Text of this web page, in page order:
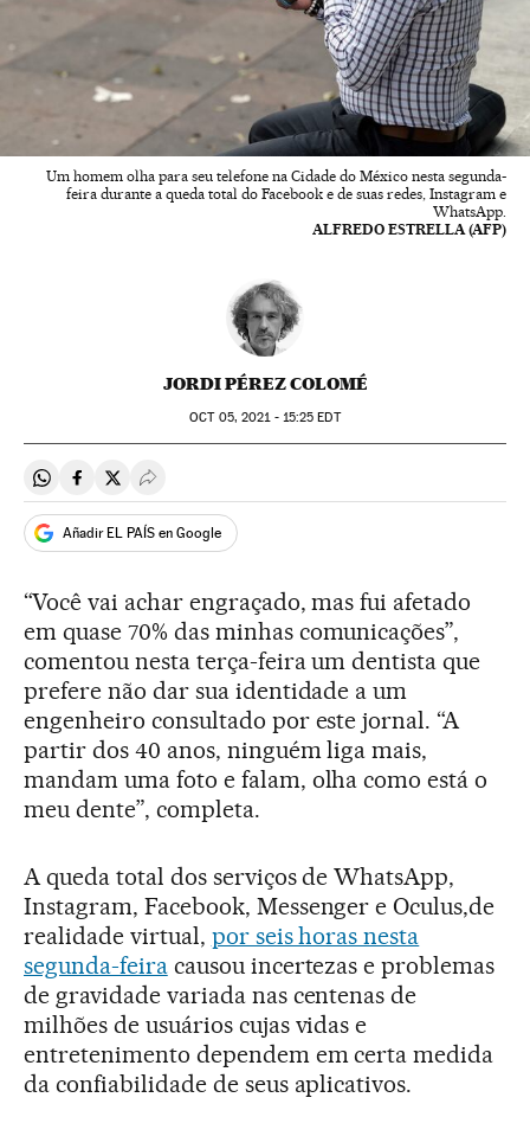
Um homem olha para seu telefone na Cidade do México nesta segunda-
feira durante a queda total do Facebook e de suas redes, Instagram e
WhatsApp.
ALFREDO ESTRELLA (AFP)
JORDI PÉREZ COLOMÉ
OCT05, 2021 - 15:25 EDT
Compartir en Whatsapp
Compartir en Facebook
Compartir en Twitter
Desplegar Redes Sociales
Añadir EL PAÍS en Google
“Você vai achar engraçado, mas fui afetado
em quase 70% das minhas comunicações”,
comentou nesta terça-feira um dentista que
prefere não dar sua identidade a um
engenheiro consultado por este jornal. “A
partir dos 40 anos, ninguém liga mais,
mandam uma foto e falam, olha como está o
meu dente”, completa.
A queda total dos serviços de WhatsApp,
Instagram, Facebook, Messenger e Oculus,de
realidade virtual, por seis horas nesta
segunda-feiracausou incertezas e problemas
de gravidade variada nas centenas de
milhões de usuários cujas vidas e
entretenimento dependem em certa medida
da confiabilidade de seus aplicativos.